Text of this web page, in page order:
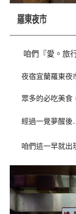
咱們『愛。旅
夜宿宜蘭羅東夜
眾多的必吃美食
經過一覺夢醒後
咱們這一早就出